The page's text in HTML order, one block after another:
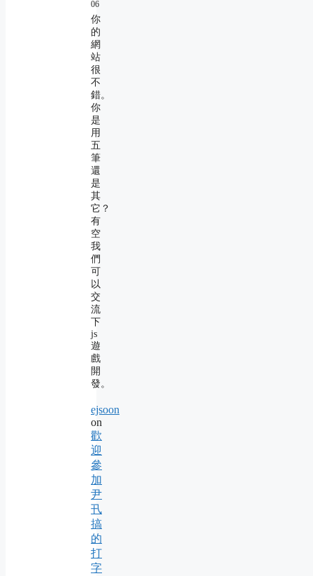
06
你
的
網
站
很
不
錯。
你
是
用
五
筆
還
是
其
它？
有
空
我
們
可
以
交
流
下
js
遊
戲
開
發。
ejsoon
on
歡
迎
參
加
尹
卂
搞
的
打
字